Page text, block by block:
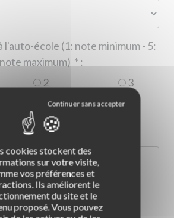
école (1: note minimum - 5:
* :
2
3
5
cookies stockent des
sur votre visite,
vos préférences et
Ils améliorent le
du site et le
proposé. Vous pouvez